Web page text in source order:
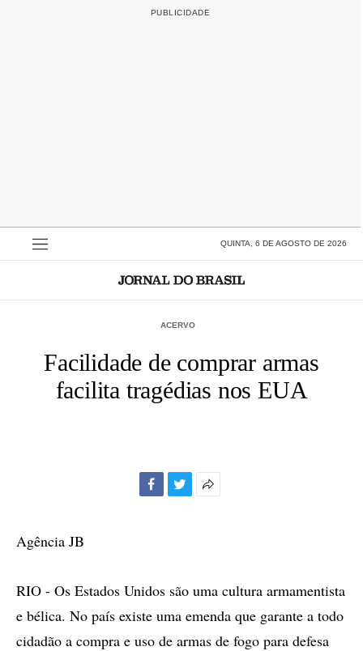
QUINTA, 6 DE AGOSTO DE 2026
ACERVO
Facilidade de comprar armas
facilita tragédias nos EUA
Agência JB
RIO - Os Estados Unidos são uma cultura armamentista
e bélica. No país existe uma emenda que garante a todo
cidadão a compra e uso de armas de fogo para defesa